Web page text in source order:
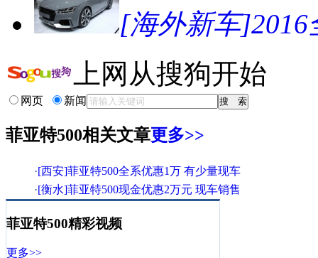
[海外新车]2016
上网从搜狗开始
网页 新闻
菲亚特500相关文章更多>>
·[西安]菲亚特500全系优惠1万 有少量现车
·[衡水]菲亚特500现金优惠2万元 现车销售
·[成都]菲亚特500时尚版 综合优惠1.5万元
菲亚特500精彩视频
更多>>